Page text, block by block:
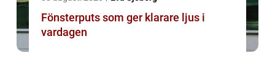
Fönsterputs som ger klarare ljus i
vardagen